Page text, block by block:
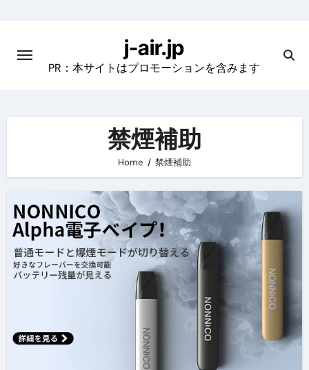
content
j-air.jp
PR：本サイトはプロモーションを含みます
禁煙補助
Home 禁煙補助